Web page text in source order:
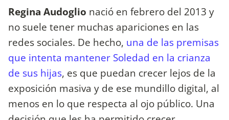
Regina Audoglio nació en febrero del 2013 y
no suele tener muchas apariciones en las
redes sociales. De hecho, una de las premisas
que intenta mantener Soledad en la crianza
de sus hijas, es que puedan crecer lejos de la
exposición masiva y de ese mundillo digital, al
menos en lo que respecta al ojo público. Una